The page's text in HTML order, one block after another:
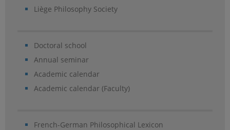
Liège Philosophy Society
Doctoral school
Annual seminar
Academic calendar
Academic calendar (Faculty)
French-German Philosophical Lexicon